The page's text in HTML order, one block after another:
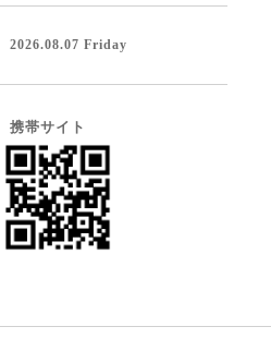
2026.08.07 Friday
携帯サイト